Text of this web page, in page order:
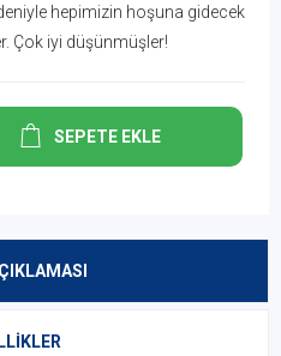
hepimizin hoşuna gidecek
Çok iyi düşünmüşler!
SEPETE EKLE